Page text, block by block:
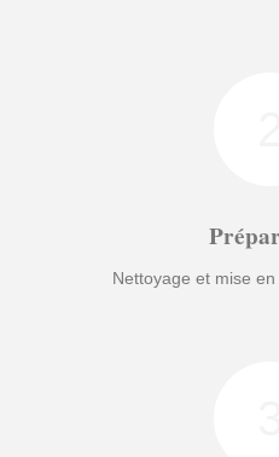
Nettoyage et mise